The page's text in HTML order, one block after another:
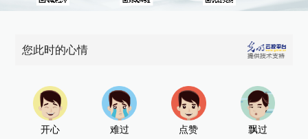
您此时的心情
开心 难过 点赞 飘过